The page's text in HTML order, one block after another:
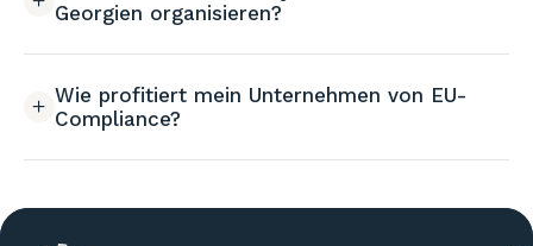
Georgien organisieren?
Wie profitiert mein Unternehmen von EU-
Compliance?